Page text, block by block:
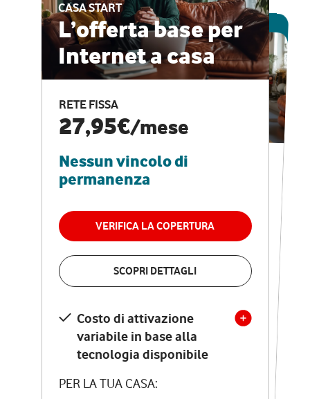
CASA START
L’offerta base per
Internet a casa
RETE FISSA
27,95€/mese
Nessun vincolo di
permanenza
VERIFICA LA COPERTURA
SCOPRI DETTAGLI
Costo di attivazione
variabile in base alla
tecnologia disponibile
PER LA TUA CASA:
ESCLUSIVA ONLINE
CASA PRO
Internet veloce e
vantaggi speciali
RETE FISSA + VODAFONE CLUB
29,95€
permanenza
VERIFICA LA COPERTURA
Costo di attivazione
variabile in base alla
tecnologia disponibile
PER LA TUA CASA: